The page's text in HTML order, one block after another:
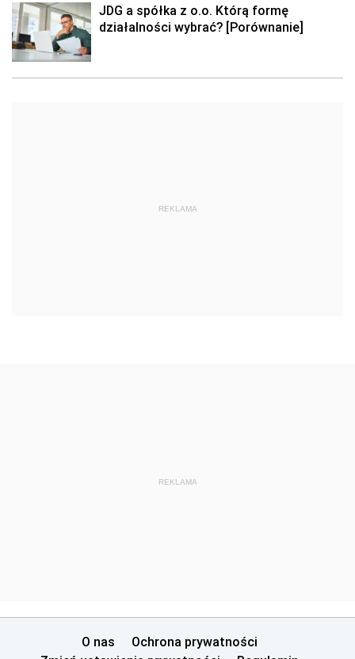
JDG a spółka z o.o. Którą formę
działalności wybrać? [Porównanie]
REKLAMA
REKLAMA
O nas
Ochrona prywatności